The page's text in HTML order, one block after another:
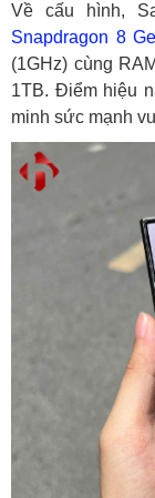
Về cấu hình,
Snapdragon 8
(1GHz) cùng
1TB. Điểm hiệu
minh sức mạnh